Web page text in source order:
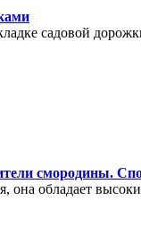
садовой
смородины.
она обладает